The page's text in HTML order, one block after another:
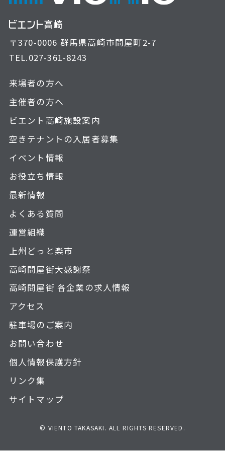
〒370-0006 群馬県高崎市問屋町2-7
TEL.027-361-8243
来場者の方へ
主催者の方へ
ビエント高崎施設案内
空きテナントの入居者募集
イベント情報
お役立ち情報
最新情報
よくある質問
運営組織
上州どっと楽市
高崎問屋街大感謝祭
高崎問屋街 各企業の求人情報
アクセス
駐車場のご案内
お問い合わせ
個人情報保護方針
リンク集
サイトマップ
© VIENTO TAKASAKI. ALL RIGHTS RESERVED.